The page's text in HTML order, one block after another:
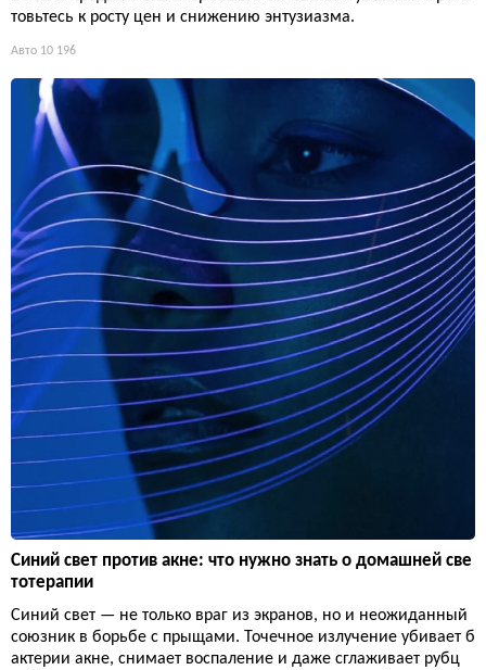
товьтесь к росту цен и снижению энтузиазма.
Авто 10 196
Синий свет против акне: что нужно знать о домашней све
тотерапии
Синий свет — не только враг из экранов, но и неожиданный
союзник в борьбе с прыщами. Точечное излучение убивает б
актерии акне, снимает воспаление и даже сглаживает рубц